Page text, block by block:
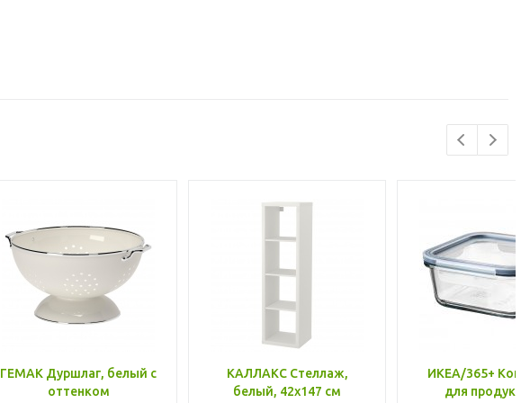
ГЕМАК Дуршлаг, белый с
оттенком
КАЛЛАКС Стеллаж,
белый, 42x147 см
ИКЕА/365+
для